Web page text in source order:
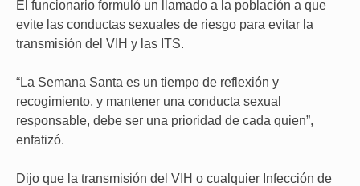
El funcionario formuló un llamado a la población a que
evite las conductas sexuales de riesgo para evitar la
transmisión del VIH y las ITS.
“La Semana Santa es un tiempo de reflexión y
recogimiento, y mantener una conducta sexual
responsable, debe ser una prioridad de cada quien”,
enfatizó.
Dijo que la transmisión del VIH o cualquier Infección de